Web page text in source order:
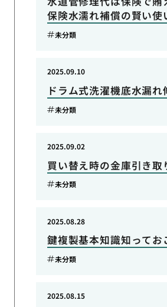
保険水濡れ補償の賢い使
未分類
ドラム式洗濯機底水漏れ
2025.09.10
未分類
買い替え時の金庫引き取
2025.09.02
未分類
鍵複製基本知識知ってお
2025.08.28
未分類
2025.08.15